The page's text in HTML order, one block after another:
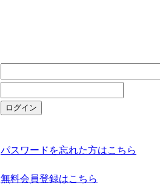
パスワードを忘れた方はこちら
無料会員登録はこちら